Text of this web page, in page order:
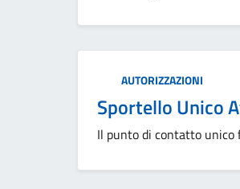
Categoria:
AUTORIZZAZIONI
Sportello Unico
Il punto di contatto unico